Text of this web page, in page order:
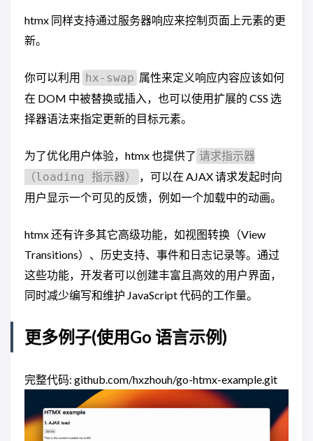
htmx 同样支持通过服务器响应来控制页面上元素的更
新。
你可以利用 hx-swap 属性来定义响应内容应该如何
在 DOM 中被替换或插入，也可以使用扩展的 CSS 选
择器语法来指定更新的目标元素。
为了优化用户体验，htmx 也提供了 请求指示器
（loading 指示器）
，可以在 AJAX 请求发起时向
用户显示一个可见的反馈，例如一个加载中的动画。
htmx 还有许多其它高级功能，如视图转换（View
Transitions）、历史支持、事件和日志记录等。通过
这些功能，开发者可以创建丰富且高效的用户界面，
同时减少编写和维护 JavaScript 代码的工作量。
更多例子(使用Go 语言示例)
完整代码: github.com/hxzhouh/go-htmx-example.git